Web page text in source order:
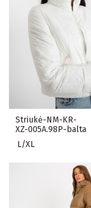
Striukė-NM-KR-
XZ-005A.98P-balta
L/XL